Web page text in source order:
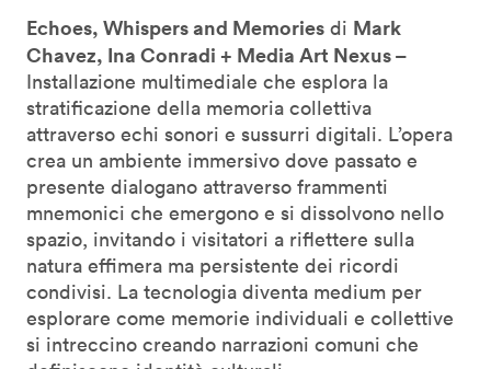
Echoes, Whispers and Memories di Mark
Chavez, Ina Conradi + Media Art Nexus –
Installazione multimediale che esplora la
stratificazione della memoria collettiva
attraverso echi sonori e sussurri digitali. L’opera
crea un ambiente immersivo dove passato e
presente dialogano attraverso frammenti
mnemonici che emergono e si dissolvono nello
spazio, invitando i visitatori a riflettere sulla
natura effimera ma persistente dei ricordi
condivisi. La tecnologia diventa medium per
esplorare come memorie individuali e collettive
si intreccino creando narrazioni comuni che